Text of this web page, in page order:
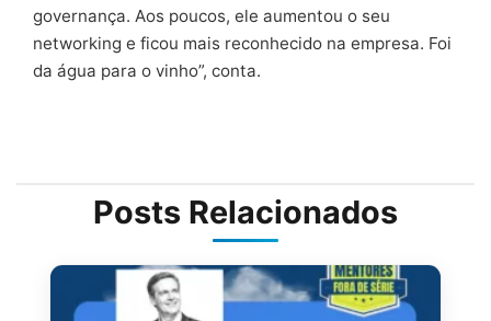
governança. Aos poucos, ele aumentou o seu
networking e ficou mais reconhecido na empresa. Foi
da água para o vinho”, conta.
Posts Relacionados